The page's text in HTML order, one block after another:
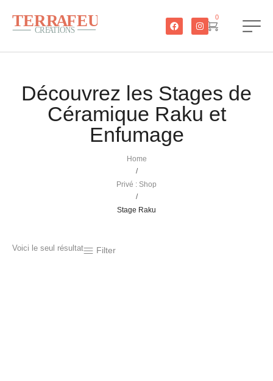
0
Découvrez les Stages de
Céramique Raku et
Enfumage
Home
/
Privé : Shop
/
Stage Raku
Filter
Voici le seul résultat